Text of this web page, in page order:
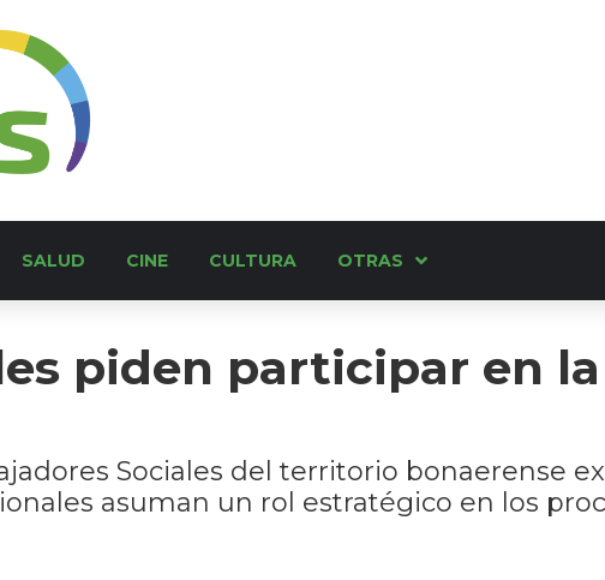
SALUD CINE CULTURA OTRAS
piden participar en la
Sociales del territorio bonaerense
asuman un rol estratégico en los